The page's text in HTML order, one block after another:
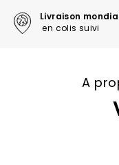
Livraison
en colis suivi
A